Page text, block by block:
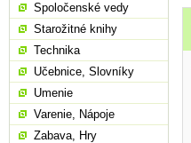
Spoločenské vedy
Starožitné knihy
Technika
Učebnice, Slovníky
Umenie
Varenie, Nápoje
Zabava, Hry